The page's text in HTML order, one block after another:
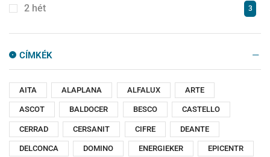
MIRROR BOX OMEGA 3
MIRROR BOX TRESSA
NOLA
NOTO
OHANA
PENNY
2 hét 3
CÍMKÉK
AITA ALAPLANA ALFALUX ARTE
ASCOT BALDOCER BESCO CASTELLO
CERRAD CERSANIT CIFRE DEANTE
DELCONCA DOMINO ENERGIEKER EPICENTR